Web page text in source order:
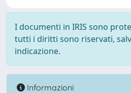
I documenti in IRIS sono
tutti i diritti sono riservati,
indicazione.
Informazioni